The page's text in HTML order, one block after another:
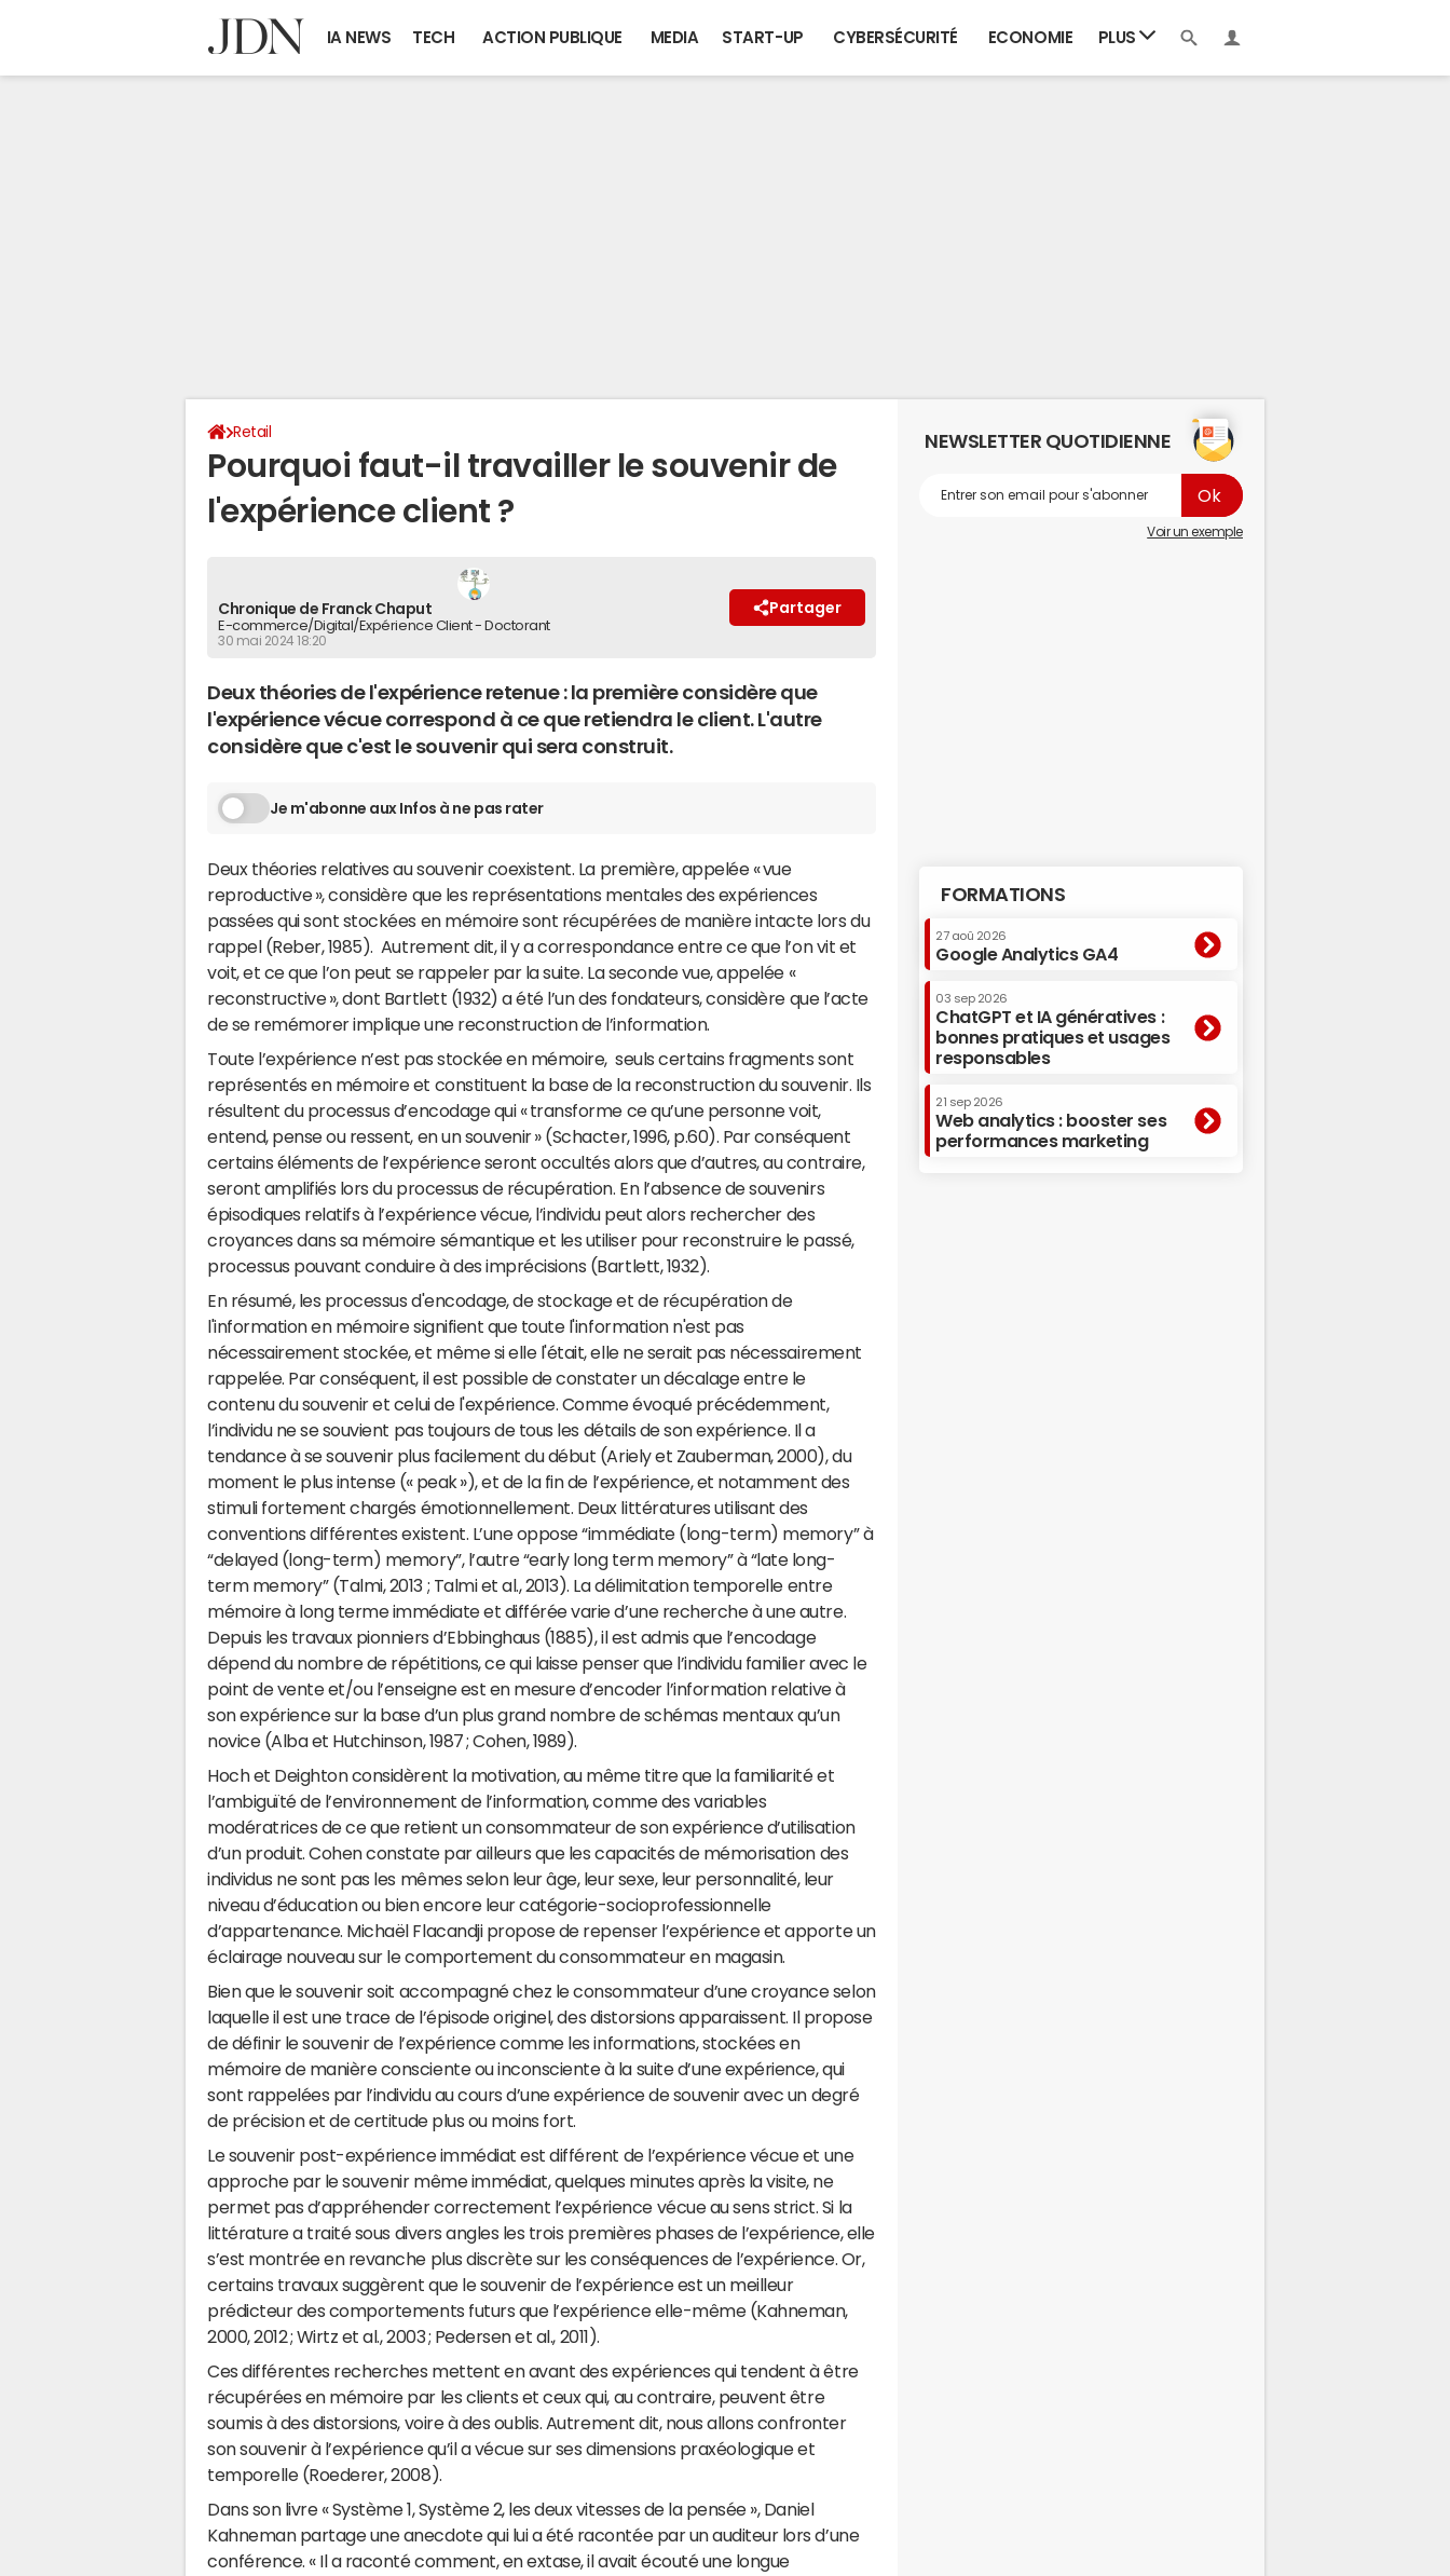
IA NEWS TECH ACTION PUBLIQUE MEDIA START-UP CYBERSÉCURITÉ ECONOMIE PLUS
Retail
Pourquoi faut-il travailler le souvenir de
l'expérience client ?
Chronique de Franck Chaput
E-commerce/Digital/Expérience Client - Doctorant
30 mai 2024 18:20
Partager
Deux théories de l'expérience retenue : la première considère que
l'expérience vécue correspond à ce que retiendra le client. L'autre
considère que c'est le souvenir qui sera construit.
Je m'abonne aux Infos à ne pas rater
Deux théories relatives au souvenir coexistent. La première, appelée « vue
reproductive », considère que les représentations mentales des expériences
passées qui sont stockées en mémoire sont récupérées de manière intacte lors du
rappel (Reber, 1985). Autrement dit, il y a correspondance entre ce que l’on vit et
voit, et ce que l’on peut se rappeler par la suite. La seconde vue, appelée «
reconstructive », dont Bartlett (1932) a été l’un des fondateurs, considère que l’acte
de se remémorer implique une reconstruction de l’information.
Toute l’expérience n’est pas stockée en mémoire, seuls certains fragments sont
représentés en mémoire et constituent la base de la reconstruction du souvenir. Ils
résultent du processus d’encodage qui « transforme ce qu’une personne voit,
entend, pense ou ressent, en un souvenir » (Schacter, 1996, p.60). Par conséquent
certains éléments de l’expérience seront occultés alors que d’autres, au contraire,
seront amplifiés lors du processus de récupération. En l’absence de souvenirs
épisodiques relatifs à l’expérience vécue, l’individu peut alors rechercher des
croyances dans sa mémoire sémantique et les utiliser pour reconstruire le passé,
processus pouvant conduire à des imprécisions (Bartlett, 1932).
En résumé, les processus d'encodage, de stockage et de récupération de
l'information en mémoire signifient que toute l'information n'est pas
nécessairement stockée, et même si elle l'était, elle ne serait pas nécessairement
rappelée. Par conséquent, il est possible de constater un décalage entre le
contenu du souvenir et celui de l'expérience. Comme évoqué précédemment,
l’individu ne se souvient pas toujours de tous les détails de son expérience. Il a
tendance à se souvenir plus facilement du début (Ariely et Zauberman, 2000), du
moment le plus intense (« peak »), et de la fin de l’expérience, et notamment des
stimuli fortement chargés émotionnellement. Deux littératures utilisant des
conventions différentes existent. L’une oppose “immédiate (long-term) memory” à
“delayed (long-term) memory”, l’autre “early long term memory” à “late long-
term memory” (Talmi, 2013 ; Talmi et al., 2013). La délimitation temporelle entre
mémoire à long terme immédiate et différée varie d’une recherche à une autre.
Depuis les travaux pionniers d’Ebbinghaus (1885), il est admis que l’encodage
dépend du nombre de répétitions, ce qui laisse penser que l’individu familier avec le
point de vente et/ou l’enseigne est en mesure d’encoder l’information relative à
son expérience sur la base d’un plus grand nombre de schémas mentaux qu’un
novice (Alba et Hutchinson, 1987 ; Cohen, 1989).
Hoch et Deighton considèrent la motivation, au même titre que la familiarité et
l’ambiguïté de l’environnement de l’information, comme des variables
modératrices de ce que retient un consommateur de son expérience d’utilisation
d’un produit. Cohen constate par ailleurs que les capacités de mémorisation des
individus ne sont pas les mêmes selon leur âge, leur sexe, leur personnalité, leur
niveau d’éducation ou bien encore leur catégorie-socioprofessionnelle
d’appartenance. Michaël Flacandji propose de repenser l’expérience et apporte un
éclairage nouveau sur le comportement du consommateur en magasin.
Bien que le souvenir soit accompagné chez le consommateur d’une croyance selon
laquelle il est une trace de l’épisode originel, des distorsions apparaissent. Il propose
de définir le souvenir de l’expérience comme les informations, stockées en
mémoire de manière consciente ou inconsciente à la suite d’une expérience, qui
sont rappelées par l’individu au cours d’une expérience de souvenir avec un degré
de précision et de certitude plus ou moins fort.
Le souvenir post-expérience immédiat est différent de l’expérience vécue et une
approche par le souvenir même immédiat, quelques minutes après la visite, ne
permet pas d’appréhender correctement l’expérience vécue au sens strict. Si la
littérature a traité sous divers angles les trois premières phases de l’expérience, elle
s’est montrée en revanche plus discrète sur les conséquences de l’expérience. Or,
certains travaux suggèrent que le souvenir de l’expérience est un meilleur
prédicteur des comportements futurs que l’expérience elle-même (Kahneman,
2000, 2012 ; Wirtz et al., 2003 ; Pedersen et al., 2011).
Ces différentes recherches mettent en avant des expériences qui tendent à être
récupérées en mémoire par les clients et ceux qui, au contraire, peuvent être
soumis à des distorsions, voire à des oublis. Autrement dit, nous allons confronter
son souvenir à l’expérience qu’il a vécue sur ses dimensions praxéologique et
temporelle (Roederer, 2008).
Dans son livre « Système 1, Système 2, les deux vitesses de la pensée », Daniel
Kahneman partage une anecdote qui lui a été racontée par un auditeur lors d’une
conférence. « Il a raconté comment, en extase, il avait écouté une longue
NEWSLETTER QUOTIDIENNE
Voir un exemple
FORMATIONS
27 aoû 2026
Google Analytics GA4
03 sep 2026
ChatGPT et IA génératives :
bonnes pratiques et usages
responsables
21 sep 2026
Web analytics : booster ses
performances marketing